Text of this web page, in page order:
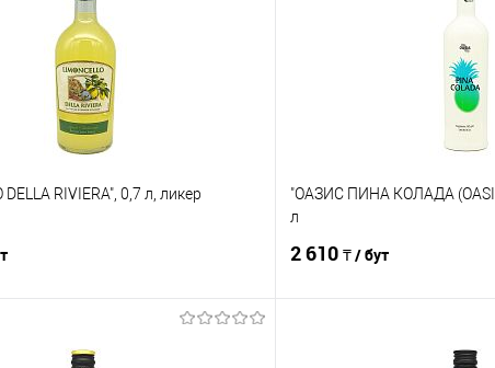
DELLA RIVIERA", 0,7 л, ликер
В корзину
"ОАЗИС ПИНА КОЛАДА
л
2 610 ₸ / бут
В